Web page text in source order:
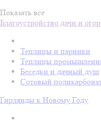
Показать все
Благоустройство дачи и
Теплицы и парники
Теплицы
Беседки и дачный душ
Сотовый
Гирлянды к Новому Году